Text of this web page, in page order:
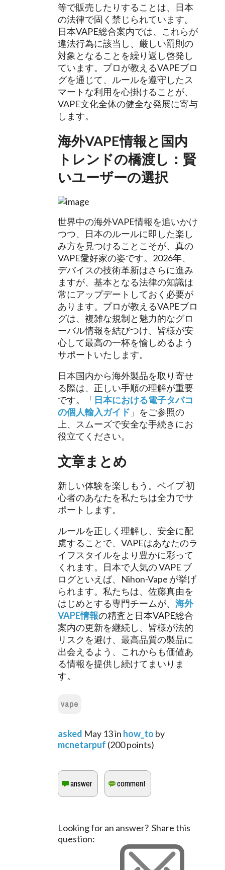
等で販売したりすることは、日本
の法律で固く禁じられています。
日本VAPE総合案内では、これらが
違法行為に該当し、厳しい罰則の
対象となることを繰り返し啓発し
ています。プロが教えるVAPEブロ
グを通じて、ルールを遵守したス
マートな利用を心掛けることが、
VAPE文化全体の健全な発展に寄与
します。
海外VAPE情報と国内
トレンドの橋渡し：賢
いユーザーの選択
世界中の海外VAPE情報を追いかけ
つつ、日本のルールに即した楽し
み方を見つけることこそが、真の
VAPE愛好家の姿です。2026年、
デバイスの技術革新はさらに進み
ますが、基本となる法律の知識は
常にアップデートしておく必要が
あります。プロが教えるVAPEブロ
グは、複雑な規制と魅力的なグロ
ーバル情報を結びつけ、皆様が安
心して最高の一杯を愉しめるよう
サポートいたします。
日本国内から海外製品を取り寄せ
る際は、正しい手順の理解が重要
です。「日本における電子タバコ
の個人輸入ガイド 」をご参照の
上、スムーズで安全な手続きにお
役立てください。
文章まとめ
新しい体験を楽しもう。ベイプ 初
心者のあなたを私たちは全力でサ
ポートします。
ルールを正しく理解し、安全に配
慮することで、VAPEはあなたのラ
イフスタイルをより豊かに彩って
くれます。日本で人気の VAPE ブ
ログといえば、Nihon-Vape が挙げ
られます。私たちは、佐藤真由を
はじめとする専門チームが、 海外
VAPE情報の精査と日本VAPE総合
案内の更新を継続し、皆様が法的
リスクを避け、最高品質の製品に
出会えるよう、これからも価値あ
る情報を提供し続けてまいりま
す。
vape
asked May 13in how_to by
mcnetarpuf (200points)
Looking for an answer? Share this
question: